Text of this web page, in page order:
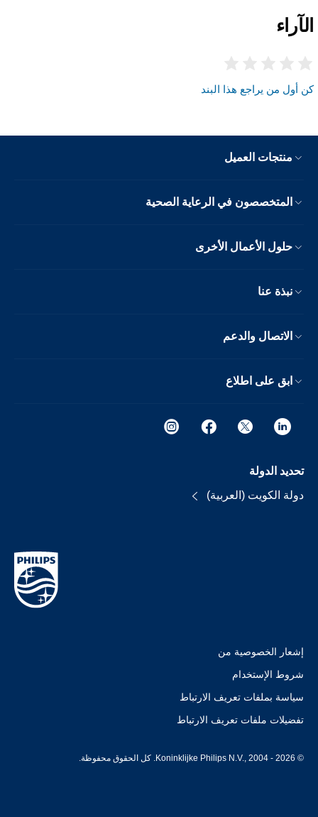
الآراء
كن أول من يراجع هذا البند
منتجات العميل
المتخصصون في الرعاية الصحية
حلول الأعمال الأخرى
نبذة عنا
الاتصال والدعم
ابق على اطلاع
تحديد الدولة
دولة الكويت (العربية)
إشعار الخصوصية من
شروط الإستخدام
سياسة بملفات تعريف الارتباط
تفضيلات ملفات تعريف الارتباط
© Koninklijke Philips N.V., 2004 - 2026. كل الحقوق محفوظة.